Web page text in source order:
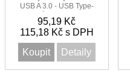
USB A 3.0 - USB Type-
C. Nový konektor USB-
C (Type-C) umožňuje
přenos dat rychlostí až
5Gbps. Díky technologii
USB-C je kabel
schopen dodávat
95,19 Kč
115,18 Kč s DPH
Koupit
Detaily